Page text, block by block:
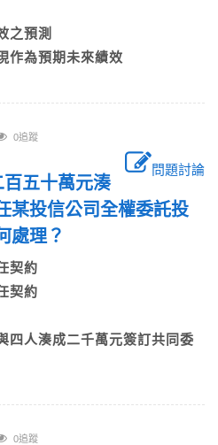
之預測
作為預期未來績效
0追蹤
問題討論
五十萬元湊
某投信公司全權委託投
處理？
契約
契約
四人湊成二千萬元簽訂共同委
0追蹤